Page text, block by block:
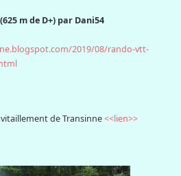
m de D+) par Dani54
2019/08/rando-vtt-
de Transinne<<lien>>